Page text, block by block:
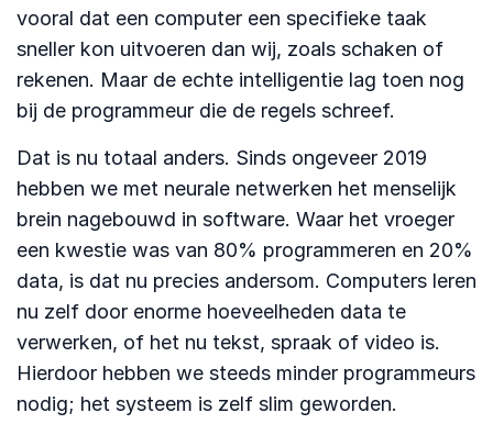
vooral dat een computer een specifieke taak
sneller kon uitvoeren dan wij, zoals schaken of
rekenen. Maar de echte intelligentie lag toen nog
bij de programmeur die de regels schreef.
Dat is nu totaal anders. Sinds ongeveer 2019
hebben we met neurale netwerken het menselijk
brein nagebouwd in software. Waar het vroeger
een kwestie was van 80% programmeren en 20%
data, is dat nu precies andersom. Computers leren
nu zelf door enorme hoeveelheden data te
verwerken, of het nu tekst, spraak of video is.
Hierdoor hebben we steeds minder programmeurs
nodig; het systeem is zelf slim geworden.